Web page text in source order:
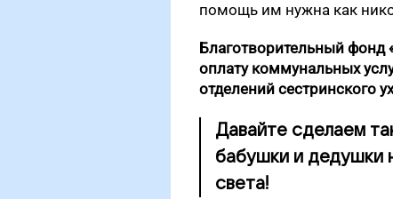
помощь им нужна как
Благотворительный фонд
оплату коммунальных
отделений сестринского
Давайте сделаем
бабушки и дедушки
света!